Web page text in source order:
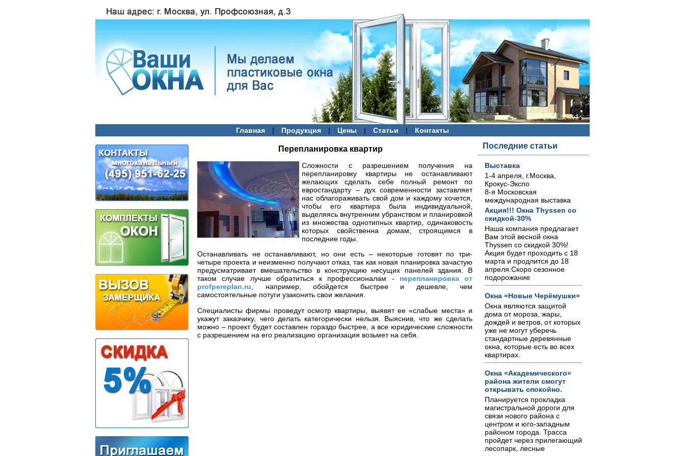
Главная | Продукция | Цены | Статьи | Контакты
Перепланировка квартир
Сложности с разрешением получения на
перепланировку квартиры не останавливают
желающих сделать себе полный ремонт по
евростандарту – дух современности заставляет
нас облагораживать свой дом и каждому хочется,
чтобы его квартира была индивидуальной,
выделяясь внутренним убранством и планировкой
из множества однотипных квартир, одинаковость
которых свойственна домам, строящимся в
последние годы.
Останавливать не останавливают, но они есть – некоторые готовят по три-
четыре проекта и неизменно получают отказ, так как новая планировка зачастую
предусматривает вмешательство в конструкцию несущих панелей здания. В
таком случае лучше обратиться к профессионалам - перепланировка от
profpereplan.ru, например, обойдется быстрее и дешевле, чем
самостоятельные потуги узаконить свои желания.
Специалисты фирмы проведут осмотр квартиры, выявят ее «слабые места» и
укажут заказчику, чего делать категорически нельзя. Выяснив, что же сделать
можно – проект будет составлен гораздо быстрее, а все юридические сложности
с разрешением на его реализацию организация возьмет на себя.
Последние статьи
Выставка
1-4 апреля, г.Москва,
Крокус-Экспо
8-я Московская
международная выставка
Акция!!! Окна Thyssen со
скидкой-30%
Наша компания предлагает
Вам этой весной окна
Thyssen со скидкой 30%!
Акция будет проходить с 18
марта и продлится до 18
апреля.Скоро сезонное
подорожание
Окна «Новые Черёмушки»
Окна являются защитой
дома от мороза, жары,
дождей и ветров, от которых
уже не могут уберечь
стандартные деревянные
окна, которые есть во всех
квартирах.
Окна «Академического»
района жители смогут
открывать спокойно.
Планируется прокладка
магистральной дороги для
связи нового района с
центром и юго-западным
районом города. Трасса
пройдет через прилегающий
лесопарк, лесные